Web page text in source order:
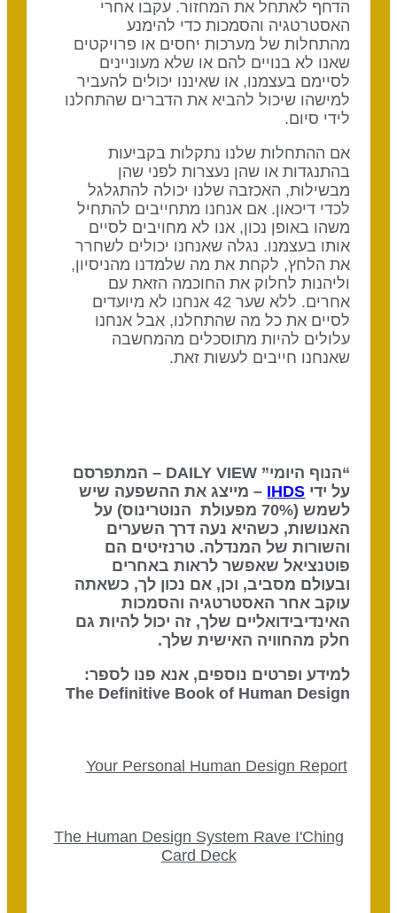
הדחף לאתחל את המחזור. עקבו אחרי
האסטרטגיה והסמכות כדי להימנע
מהתחלות של מערכות יחסים או פרויקטים
שאנו לא בנויים להם או שלא מעוניינים
לסיימם בעצמנו, או שאיננו יכולים להעביר
למישהו שיכול להביא את הדברים שהתחלנו
לידי סיום.
אם ההתחלות שלנו נתקלות בקביעות
בהתנגדות או שהן נעצרות לפני שהן
מבשילות, האכזבה שלנו יכולה להתגלגל
לכדי דיכאון. אם אנחנו מתחייבים להתחיל
משהו באופן נכון, אנו לא מחויבים לסיים
אותו בעצמנו. נגלה שאנחנו יכולים לשחרר
את הלחץ, לקחת את מה שלמדנו מהניסיון,
וליהנות לחלוק את החוכמה הזאת עם
אחרים. ללא שער 42 אנחנו לא מיועדים
לסיים את כל מה שהתחלנו, אבל אנחנו
עלולים להיות מתוסכלים מהמחשבה
שאנחנו חייבים לעשות זאת.
“הנוף היומי” DAILY VIEW – המתפרסם
על ידיIHDS – מייצג את ההשפעה שיש
לשמש (70% מפעולת הנוטרינוס) על
האנושות, כשהיא נעה דרך השערים
והשורות של המנדלה. טרנזיטים הם
פוטנציאל שאפשר לראות באחרים
ובעולם מסביב, וכן, אם נכון לך, כשאתה
עוקב אחר האסטרטגיה והסמכות
האינדיבידואליים שלך, זה יכול להיות גם
חלק מהחוויה האישית שלך.
למידע ופרטים נוספים, אנא פנו לספר:
The Definitive Book of Human Design
Your Personal Human Design Report
The Human Design System Rave I'Ching
Card Deck